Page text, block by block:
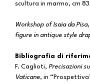
scultura in marmo, cm
Workshop of Isaia da
figure in antique style
Bibliografia di
F. Caglioti, Precisazioni
Vaticane, in